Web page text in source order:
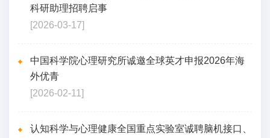
科研助理招聘启事
[2026-03-17]
中国科学院心理研究所诚邀全球英才申报2026年海
外优青
[2026-02-11]
认知科学与心理健康全国重点实验室诚聘脑机接口、